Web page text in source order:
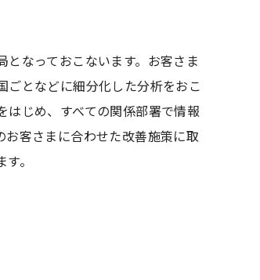
なっておこないます。お客さま
ごとなどに細分化した分析をおこ
じめ、すべての関係部署で情報
客さまに合わせた改善施策に取
。